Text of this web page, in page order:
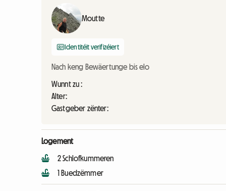
Moutte
Identitéit verifizéiert
Nach keng Bewäertunge bis elo
Wunnt zu :
Alter:
Gastgeber zënter:
Logement
2 Schlofkummeren
1 Buedzëmmer